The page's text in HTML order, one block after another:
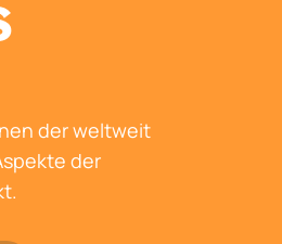
der weltweit
der